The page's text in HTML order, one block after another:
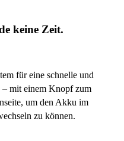
keine Zeit.
für eine schnelle und
mit einem Knopf zum
um den Akku im
zu können.